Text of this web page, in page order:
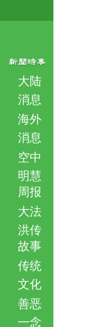
大陆
消息
海外
消息
空中
明慧
周报
大法
洪传
故事
传统
文化
善恶
一念